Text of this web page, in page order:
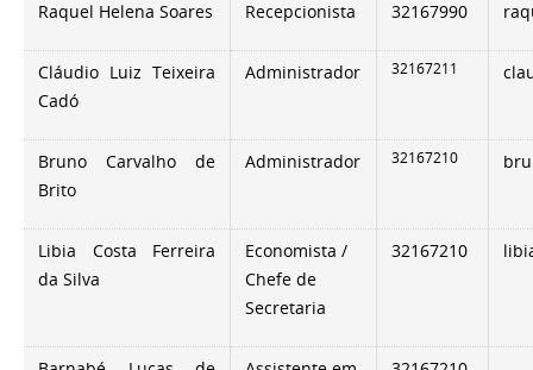
Raquel Helena Soares Recepcionista 32167990
Cláudio Luiz Teixeira
Cadó
Administrador 32167211
Bruno Carvalho de
Brito
Administrador 32167210
Libia Costa Ferreira
da Silva
Economista /
Chefe de
Secretaria
32167210